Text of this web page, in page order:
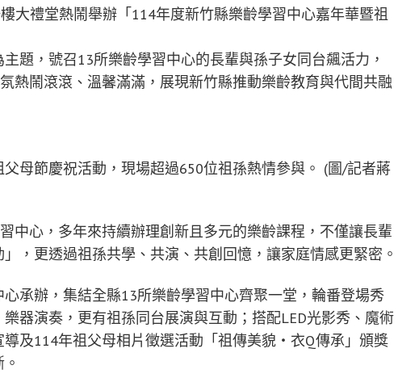
大禮堂熱鬧舉辦「114年度新竹縣樂齡學習中心嘉年華暨祖
題，號召13所樂齡學習中心的長輩與孫子女同台飆活力，
熱鬧滾滾、溫馨滿滿，展現新竹縣推動樂齡教育與代間共融
母節慶祝活動，現場超過650位祖孫熱情參與。 (圖/記者蔣
中心，多年來持續辦理創新且多元的樂齡課程，不僅讓長輩
，更透過祖孫共學、共演、共創回憶，讓家庭情感更緊密。
承辦，集結全縣13所樂齡學習中心齊聚一堂，輪番登場秀
器演奏，更有祖孫同台展演與互動；搭配LED光影秀、魔術
及114年祖父母相片徵選活動「祖傳美貌・衣Q傳承」頒獎